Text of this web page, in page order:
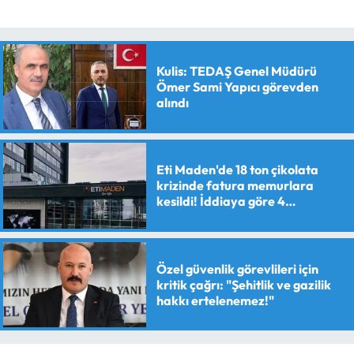
Kulis: TEDAŞ Genel Müdürü
Ömer Sami Yapıcı görevden
alındı
Eti Maden'de 18 ton çikolata
krizinde fatura memurlara
kesildi! İddiaya göre 4
verildi
Özel güvenlik görevlileri için
kritik çağrı: "Şehitlik ve gazilik
hakkı ertelenemez!"